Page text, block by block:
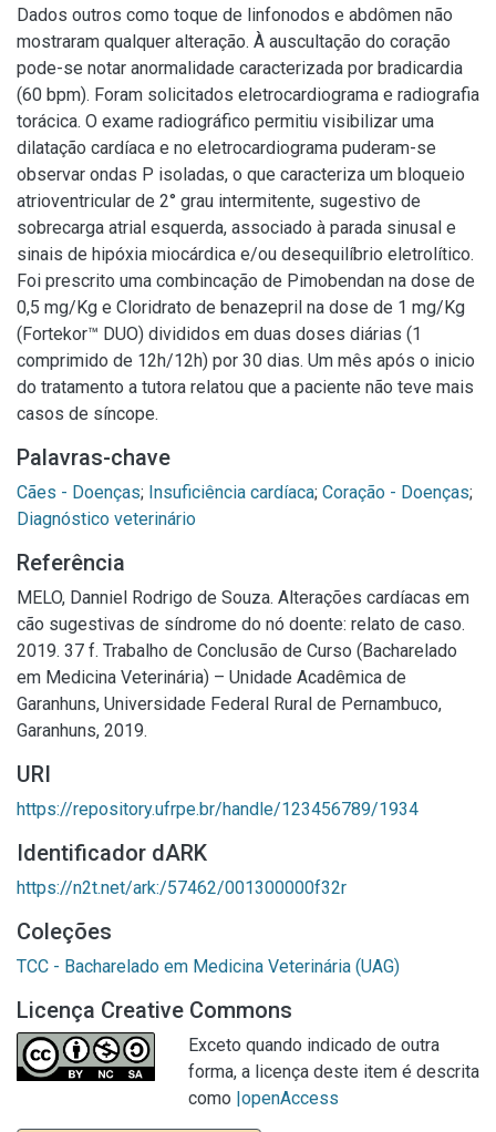
Dados outros como toque de linfonodos e abdômen não
mostraram qualquer alteração. À auscultação do coração
pode-se notar anormalidade caracterizada por bradicardia
(60 bpm). Foram solicitados eletrocardiograma e radiografia
torácica. O exame radiográfico permitiu visibilizar uma
dilatação cardíaca e no eletrocardiograma puderam-se
observar ondas P isoladas, o que caracteriza um bloqueio
atrioventricular de 2° grau intermitente, sugestivo de
sobrecarga atrial esquerda, associado à parada sinusal e
sinais de hipóxia miocárdica e/ou desequilíbrio eletrolítico.
Foi prescrito uma combincação de Pimobendan na dose de
0,5 mg/Kg e Cloridrato de benazepril na dose de 1 mg/Kg
(Fortekor™ DUO) divididos em duas doses diárias (1
comprimido de 12h/12h) por 30 dias. Um mês após o inicio
do tratamento a tutora relatou que a paciente não teve mais
casos de síncope.
Palavras-chave
Cães - Doenças; Insuficiência cardíaca; Coração - Doenças;
Diagnóstico veterinário
Referência
MELO, Danniel Rodrigo de Souza. Alterações cardíacas em
cão sugestivas de síndrome do nó doente: relato de caso.
2019. 37 f. Trabalho de Conclusão de Curso (Bacharelado
em Medicina Veterinária) – Unidade Acadêmica de
Garanhuns, Universidade Federal Rural de Pernambuco,
Garanhuns, 2019.
URI
https://repository.ufrpe.br/handle/123456789/1934
Identificador dARK
https://n2t.net/ark:/57462/001300000f32r
Coleções
TCC - Bacharelado em Medicina Veterinária (UAG)
Licença Creative Commons
Exceto quando indicado de outra
forma, a licença deste item é descrita
como |openAccess